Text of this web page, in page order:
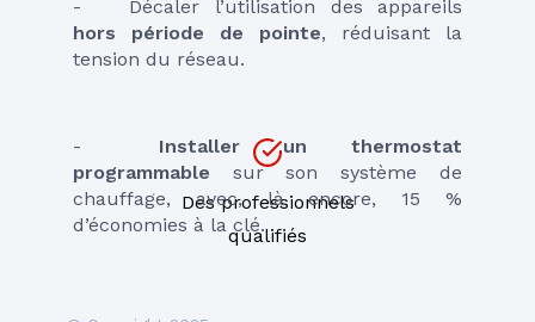
hors période de pointe, réduisant la
tension du réseau.
Installer un thermostat
programmable sur son système de
chauffage, avec, là encore, 15 %
d’économies à la clé.
Des professionnels
qualifiés